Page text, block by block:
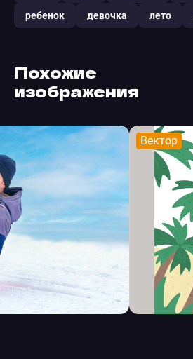
ребенок девочка лето
Похожие
изображения
Вектор